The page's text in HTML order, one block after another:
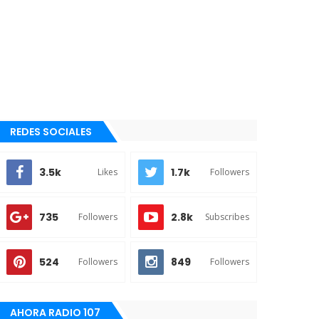
REDES SOCIALES
3.5k Likes 1.7k Followers
735 Followers 2.8k Subscribes
524 Followers 849 Followers
AHORA RADIO 107